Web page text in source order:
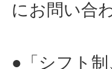
にお問い合
●「シフト